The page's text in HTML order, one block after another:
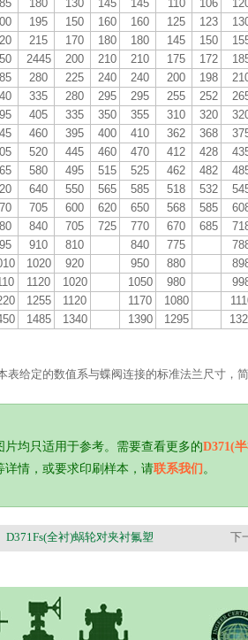
180 130 145 145 110 106
195 150 160 160 125 123
215 170 180 180 145 150
2445 200 210 210 175 172
280 225 240 240 200 198
335 280 295 295 255 252
405 335 350 355 310 320
460 395 400 410 362 368
520 445 460 470 412 428
580 495 515 525 462 482
640 550 565 585 518 532
705 600 620 650 568 585
840 705 725 770 670 685
910 810 840 775
1020 920 950 880
1120 1020 1050 980
1255 1120 1170 1080
1485 1340 1390 1295
表给定的数值系与蝶阀连接的标准法兰尺寸，
均只适用于参考。需要查看更多的D371(
情，或要求印刷样本，请联系我们 。
D371Fs(全衬)蜗轮对夹衬氟塑
下